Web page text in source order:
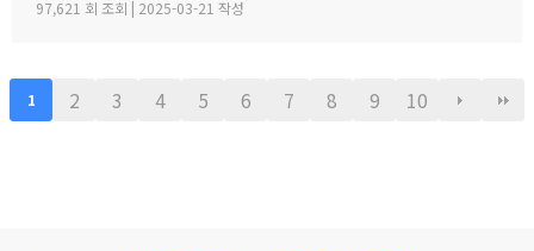
분들은 등업 신청 해주시기 바랍니다. 해당글 바로 가기 --> http
97,621 회 조회 | 2025-03-21 작성
1 2 3 4 5 6 7 8 9 10